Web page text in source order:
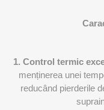
1. Control termic
menținerea unei
reducând pierderile